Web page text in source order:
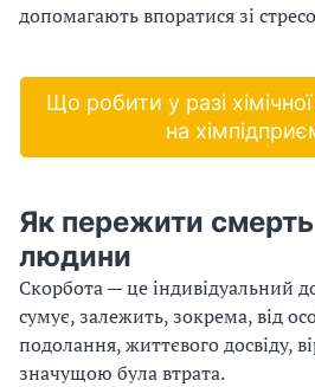
допомагають впоратися зі
Що робити у разі
на
Як пережити смерть
людини
Скорбота — це індивідуальний
сумує, залежить, зокрема, від
подолання, життєвого досвіду,
значущою була втрата.